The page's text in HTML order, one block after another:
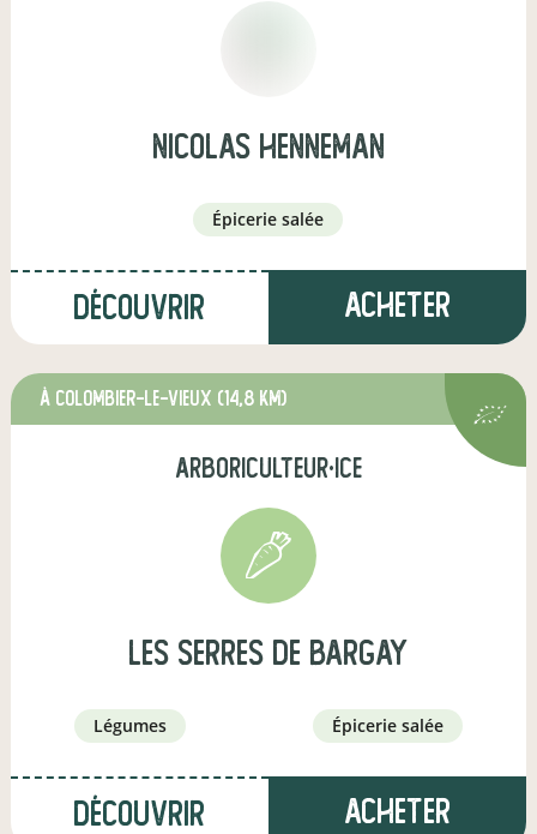
nicolas henneman
épicerie salée
Découvrir Acheter
à Colombier-le-Vieux (14,8 km)
arboriculteur·ice
Les Serres de Bargay
légumes épicerie salée
Découvrir Acheter